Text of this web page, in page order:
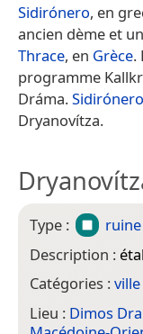
Sidirónero, en
ancien dème et
Thrace, en Grèce.
programme
Dráma.Sidirónero
Dryanovítza.
Type :
ruine
Description :
Catégories :
Lieu : Dimos